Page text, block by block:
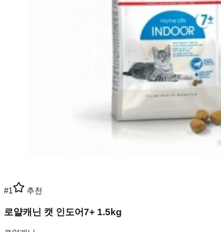
#1 추천
로얄캐닌 캣 인도어7+ 1.5kg